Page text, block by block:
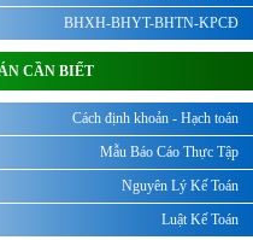
BHXH-BHYT-BHTN-KPCĐ
CẦN BIẾT
Cách định khoản - Hạch toán
Mẫu Báo Cáo Thực Tập
Nguyên Lý Kế Toán
Luật Kế Toán